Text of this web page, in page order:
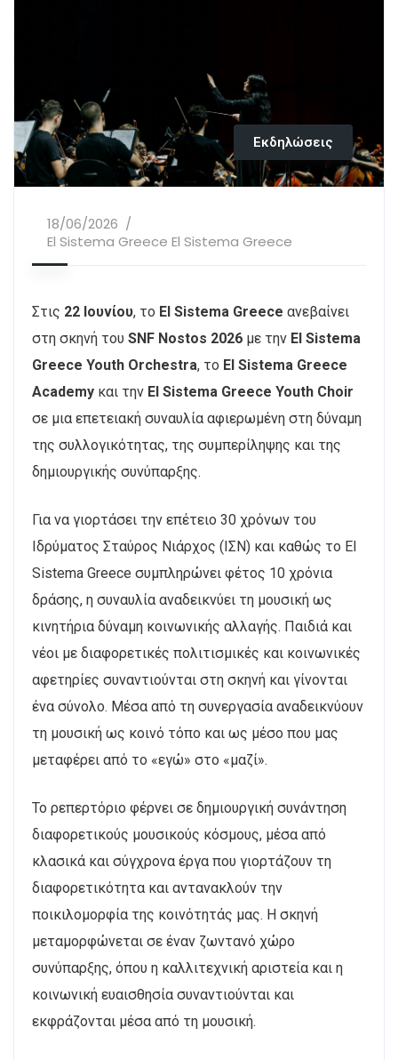
Εκδηλώσεις
18/06/2026
El Sistema Greece El Sistema Greece
Στις 22 Ιουνίου, το El Sistema Greece ανεβαίνει
στη σκηνή του SNF Nostos 2026 με την El Sistema
Greece Youth Orchestra, το El Sistema Greece
Academy και την El Sistema Greece Youth Choir
σε μια επετειακή συναυλία αφιερωμένη στη δύναμη
της συλλογικότητας, της συμπερίληψης και της
δημιουργικής συνύπαρξης.
Για να γιορτάσει την επέτειο 30 χρόνων του
Ιδρύματος Σταύρος Νιάρχος (ΙΣΝ) και καθώς το El
Sistema Greece συμπληρώνει φέτος 10 χρόνια
δράσης, η συναυλία αναδεικνύει τη μουσική ως
κινητήρια δύναμη κοινωνικής αλλαγής. Παιδιά και
νέοι με διαφορετικές πολιτισμικές και κοινωνικές
αφετηρίες συναντιούνται στη σκηνή και γίνονται
ένα σύνολο. Μέσα από τη συνεργασία αναδεικνύουν
τη μουσική ως κοινό τόπο και ως μέσο που μας
μεταφέρει από το «εγώ» στο «μαζί».
Το ρεπερτόριο φέρνει σε δημιουργική συνάντηση
διαφορετικούς μουσικούς κόσμους, μέσα από
κλασικά και σύγχρονα έργα που γιορτάζουν τη
διαφορετικότητα και αντανακλούν την
ποικιλομορφία της κοινότητάς μας. Η σκηνή
μεταμορφώνεται σε έναν ζωντανό χώρο
συνύπαρξης, όπου η καλλιτεχνική αριστεία και η
κοινωνική ευαισθησία συναντιούνται και
εκφράζονται μέσα από τη μουσική.